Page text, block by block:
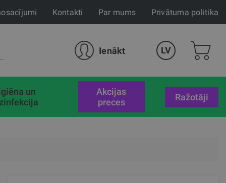
Kontakti Par mums Privātuma politika
Ienākt LV
un
akcijas
preces
Ražotāji